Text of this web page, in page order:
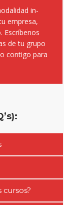
in-
empresa,
Escríbenos
de tu grupo
contigo para